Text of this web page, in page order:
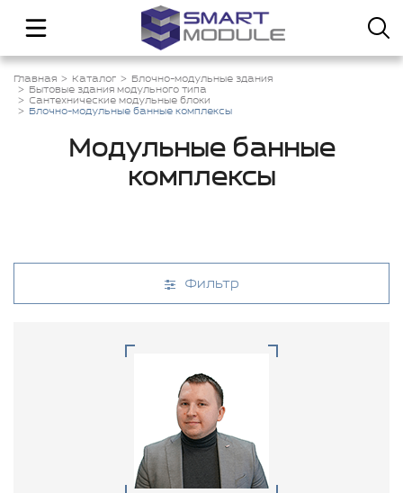
Главная Каталог
Блочно-модульные здания
Бытовые здания модульного типа
Сантехнические модульные блоки
Блочно-модульные банные комплексы
Модульные банные
комплексы
Фильтр